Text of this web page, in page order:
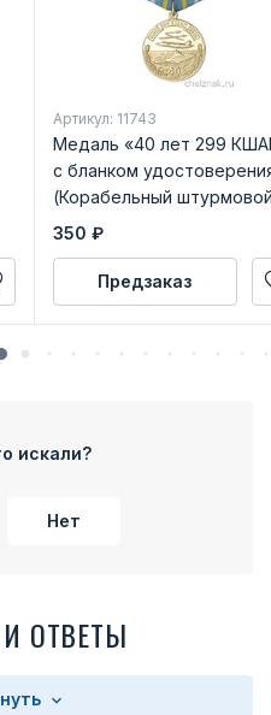
Артикул: 11743
Медаль «40 лет 299
с бланком
(Корабельный
авиационный полк)
350 ₽
Предзаказ
искали?
Нет
ОТВЕТЫ